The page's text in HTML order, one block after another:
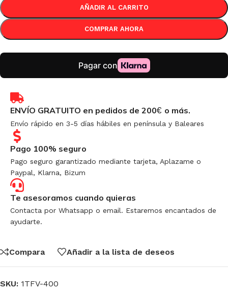
AÑADIR AL CARRITO
COMPRAR AHORA
ENVÍO GRATUITO en pedidos de 200€ o más.
Envío rápido en 3-5 días hábiles en península y Baleares
Pago 100% seguro
Pago seguro garantizado mediante tarjeta, Aplazame o
Paypal, Klarna, Bizum
Te asesoramos cuando quieras
Contacta por Whatsapp o email. Estaremos encantados de
ayudarte.
Compara Añadir a la lista de deseos
SKU: 1TFV-400